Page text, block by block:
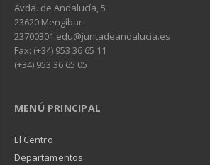
Avda. de Andalucía, 5
23620 Mengíbar
23700301.edu@juntadeandalucia.es
Fax: (+34) 953 36 65 11
(+34) 953 36 65 05
MENÚ PRINCIPAL
El Centro
Departamentos